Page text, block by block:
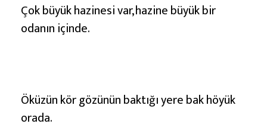
Çok büyük hazinesi var, hazine büyük bir
odanın içinde.
Öküzün kör gözünün baktığı yere bak höyük
orada.